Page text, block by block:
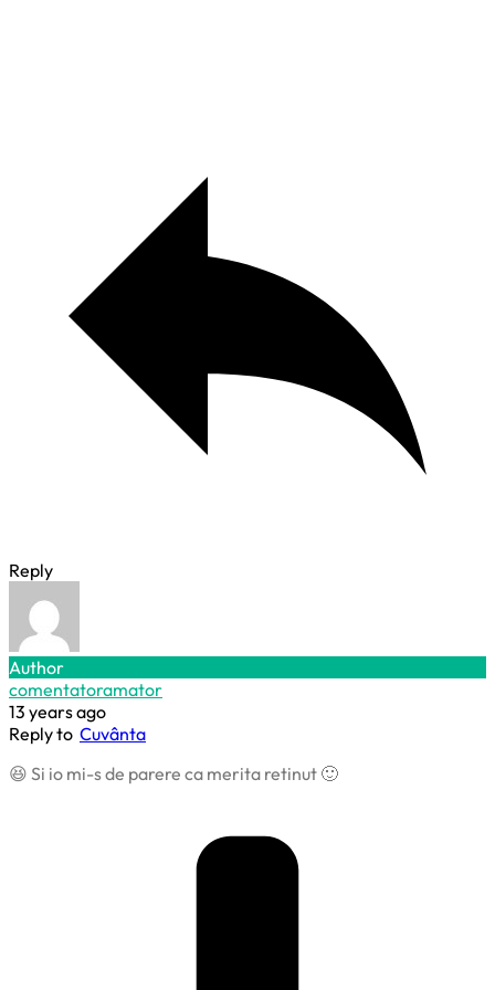
Reply
Author
comentatoramator
13 years ago
Reply to Cuvânta
😆 Si io mi-s de parere ca merita retinut 🙂